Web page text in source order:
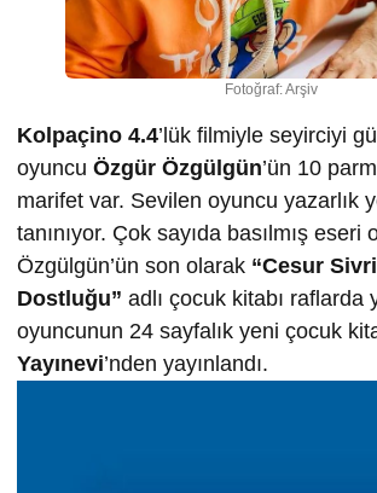
Fotoğraf: Arşiv
Kolpaçino 4.4’lük filmiyle seyirciyi
oyuncu Özgür Özgülgün’ün 10
marifet var. Sevilen oyuncu yazarlık
tanınıyor. Çok sayıda basılmış eseri
Özgülgün’ün son olarak “Cesur
Dostluğu” adlı çocuk kitabı raflarda
oyuncunun 24 sayfalık yeni çocuk
Yayınevi’nden yayınlandı.